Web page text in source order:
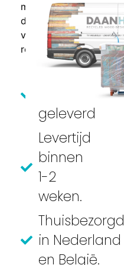
meubel
direct
vrijblijvend
retour.
Volledig
gemonteerd
geleverd
Levertijd
binnen
1-2
weken.
Thuisbezorgd
in Nederland
en België.